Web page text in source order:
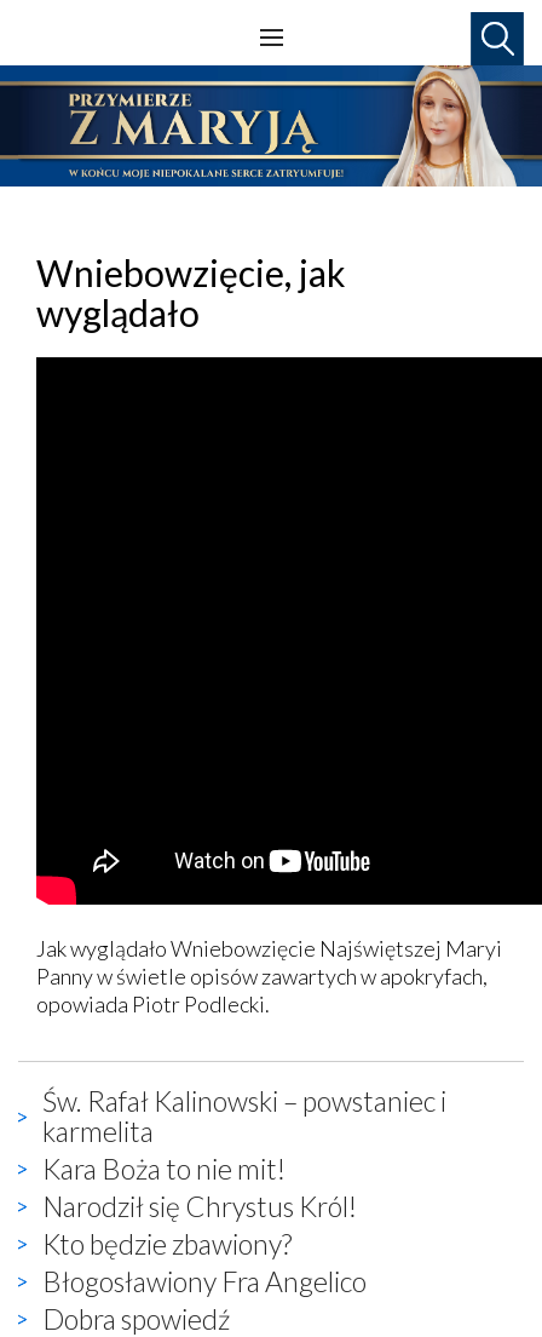
Wniebowzięcie, jak
wyglądało
Jak wyglądało Wniebowzięcie Najświętszej Maryi
Panny w świetle opisów zawartych w apokryfach,
opowiada Piotr Podlecki.
Św. Rafał Kalinowski – powstaniec i
karmelita
Kara Boża to nie mit!
Narodził się Chrystus Król!
Kto będzie zbawiony?
Błogosławiony Fra Angelico
Dobra spowiedź